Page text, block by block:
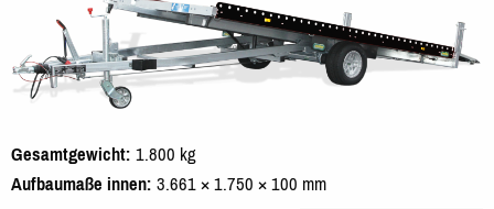
Gesamtgewicht 1.800 kg
Aufbaumaße innen 3.661 × 1.750 × 100 mm